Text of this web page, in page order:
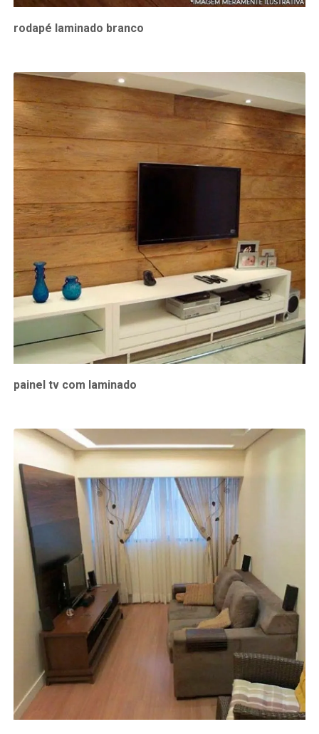
rodapé laminado branco
painel tv com laminado